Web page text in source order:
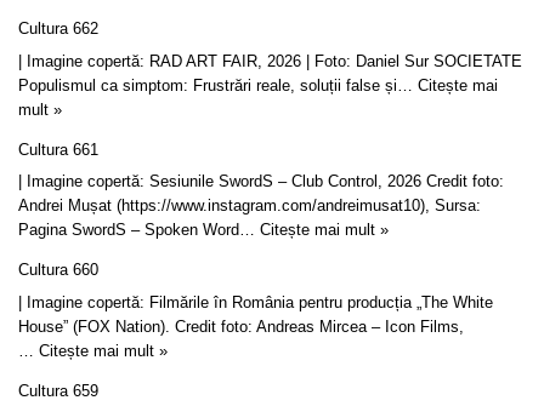
Cultura 662
| Imagine copertă: RAD ART FAIR, 2026 | Foto: Daniel Sur SOCIETATE
Populismul ca simptom: Frustrări reale, soluții false și… Citește mai
mult »
Cultura 661
| Imagine copertă: Sesiunile SwordS – Club Control, 2026 Credit foto:
Andrei Mușat (https://www.instagram.com/andreimusat10), Sursa:
Pagina SwordS – Spoken Word… Citește mai mult »
Cultura 660
| Imagine copertă: Filmările în România pentru producția „The White
House” (FOX Nation). Credit foto: Andreas Mircea – Icon Films,
Citește mai mult »
Cultura 659